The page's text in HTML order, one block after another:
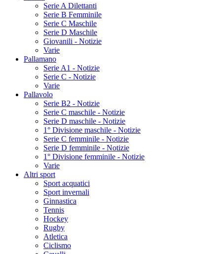
Serie A Dilettanti
Serie B Femminile
Serie C Maschile
Serie D Maschile
Giovanili - Notizie
Varie
Pallamano
Serie A1 - Notizie
Serie C - Notizie
Varie
Pallavolo
Serie B2 - Notizie
Serie C maschile - Notizie
Serie D maschile - Notizie
1° Divisione maschile - Notizie
Serie C femminile - Notizie
Serie D femminile - Notizie
1° Divisione femminile - Notizie
Varie
Altri sport
Sport acquatici
Sport invernali
Ginnastica
Tennis
Hockey
Rugby
Atletica
Ciclismo